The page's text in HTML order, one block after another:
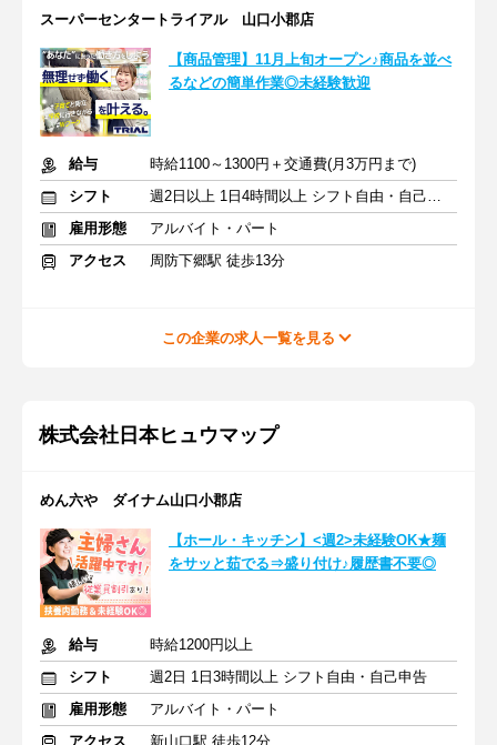
スーパーセンタートライアル 山口小郡店
【商品管理】11月上旬オープン♪商品を並べ
るなどの簡単作業◎未経験歓迎
給与
時給1100～1300円＋交通費(月3万円まで)
シフト
週2日以上 1日4時間以上 シフト自由・自己申告
雇用形態
アルバイト・パート
アクセス
周防下郷駅 徒歩13分
この企業の求人一覧を見る
株式会社日本ヒュウマップ
めん六や ダイナム山口小郡店
【ホール・キッチン】<週2>未経験OK★麺
をサッと茹でる⇒盛り付け♪履歴書不要◎
給与
時給1200円以上
シフト
週2日 1日3時間以上 シフト自由・自己申告
雇用形態
アルバイト・パート
アクセス
新山口駅 徒歩12分